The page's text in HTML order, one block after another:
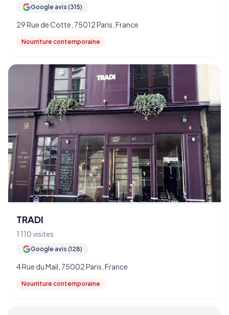
Google avis (315)
29 Rue de Cotte, 75012 Paris, France
Nourriture contemporaine
TRADI
1 110 visites
Google avis (128)
4 Rue du Mail, 75002 Paris, France
Nourriture contemporaine